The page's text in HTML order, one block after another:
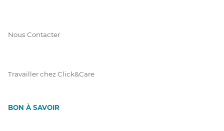
Nous Contacter
Travailler chez Click&Care
BON À SAVOIR